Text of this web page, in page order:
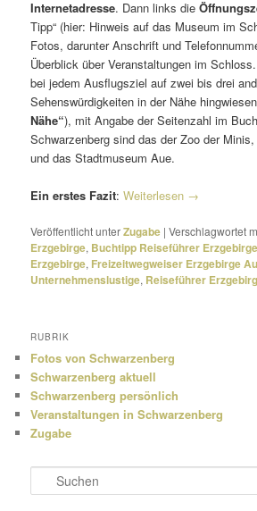
Internetadresse. Dann links die
Tipp“ (hier: Hinweis auf das Museum im
Fotos, darunter Anschrift und
Überblick über Veranstaltungen im
bei jedem Ausflugsziel auf zwei bis drei
Sehenswürdigkeiten in der Nähe
Nähe“), mit Angabe der Seitenzahl im
Schwarzenberg sind das der Zoo der
und das Stadtmuseum Aue.
Ein erstes Fazit:Weiterlesen →
Veröffentlicht unterZugabe |Verschlagwortet
Erzgebirge, Buchtipp Reiseführer Erzgebirge
Erzgebirge, Freizeitwegweiser Erzgebirge
Unternehmenslustige, Reiseführer
RUBRIK
Fotos von Schwarzenberg
Schwarzenberg aktuell
Schwarzenberg persönlich
Veranstaltungen in Schwarzenberg
Zugabe
u